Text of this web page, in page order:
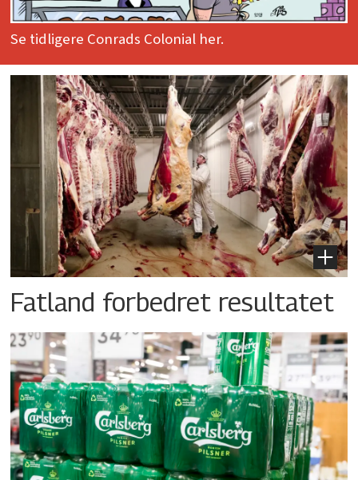
Se tidligere Conrads Colonial her.
Fatland forbedret resultatet